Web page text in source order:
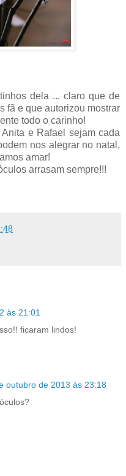
dela ... claro que de
fã e que autorizou mostrar
todo o carinho!
e Rafael sejam cada
nos alegrar no natal,
amar!
arrasam sempre!!!
às 21:01
ficaram lindos!
outubro de 2013 às 23:18